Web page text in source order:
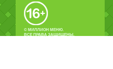
© МИЛЛИОН МЕНЮ.
ВСЕ ПРАВА ЗАЩИЩЕНЫ.